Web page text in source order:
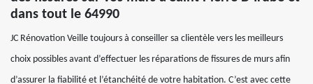
dans tout le 64990
JC Rénovation Veille toujours à conseiller sa clientèle vers les meilleurs
choix possibles avant d’effectuer les réparations de fissures de murs afin
d’assurer la fiabilité et l’étanchéité de votre habitation. C’est avec cette